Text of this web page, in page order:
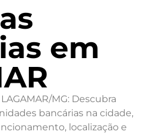
em
MG: Descubra
bancárias na cidade,
localização e